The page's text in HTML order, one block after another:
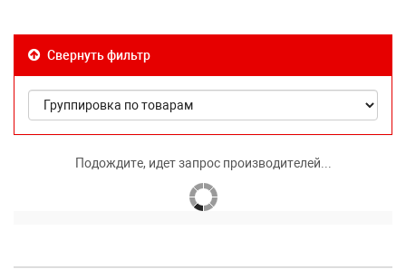
Свернуть фильтр
Подождите, идет запрос производителей...